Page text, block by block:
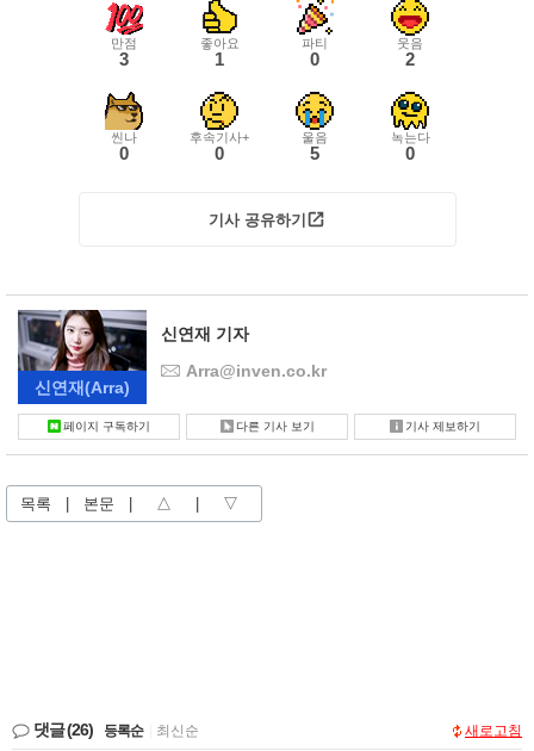
만점
3
좋아요
1
파티
0
웃음
2
씬나
0
후속기사+
0
울음
5
녹는다
0
기사 공유하기
신연재(Arra)
신연재 기자
Arra@inven.co.kr
페이지 구독하기 다른 기사 보기 기사 제보하기
목록 본문 △ ▽
댓글(26) 등록순 최신순 새로고침